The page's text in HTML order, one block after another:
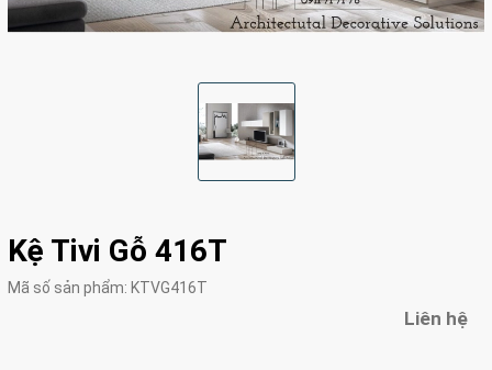
Kệ Tivi Gỗ 416T
Mã số sản phẩm: KTVG416T
Liên hệ